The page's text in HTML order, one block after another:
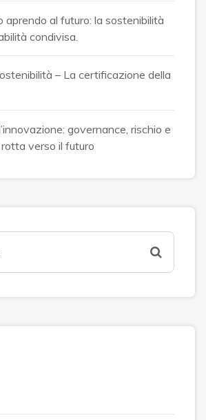
aprendo al futuro: la sostenibilità
condivisa.
– La certificazione della
governance, rischio e
verso il futuro